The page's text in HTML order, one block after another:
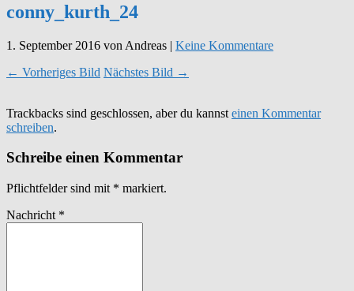
conny_kurth_24
1. September 2016 von Andreas | Keine Kommentare
← Vorheriges Bild Nächstes Bild →
Trackbacks sind geschlossen, aber du kannst einen Kommentar
schreiben.
Schreibe einen Kommentar
Pflichtfelder sind mit * markiert.
Nachricht *